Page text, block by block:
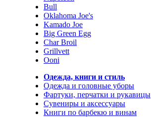
Bull
Oklahoma Joe's
Kamado Joe
Big Green Egg
Char Broil
Grillvett
Ooni
Одежда, книги и стиль
Одежда и головные уборы
Фартуки, перчатки и рукавицы
Сувениры и аксессуары
Книги по барбекю и винам